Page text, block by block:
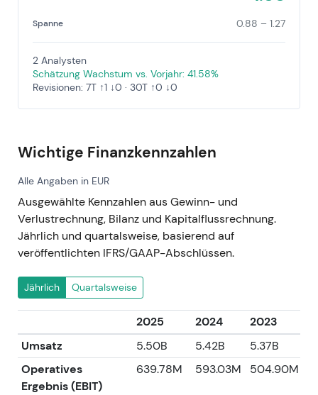
Spanne 0.88 – 1.27
2 Analysten
Schätzung Wachstum vs. Vorjahr: 41.58%
Revisionen: 7T ↑1 ↓0 · 30T ↑0 ↓0
Wichtige Finanzkennzahlen
Alle Angaben in EUR
Ausgewählte Kennzahlen aus Gewinn- und
Verlustrechnung, Bilanz und Kapitalflussrechnung.
Jährlich und quartalsweise, basierend auf
veröffentlichten IFRS/GAAP-Abschlüssen.
Jährlich Quartalsweise
2025 2024 2023
Umsatz
5.50B 5.42B 5.37B
Operatives
Ergebnis (EBIT)
639.78M 593.03M 504.90M